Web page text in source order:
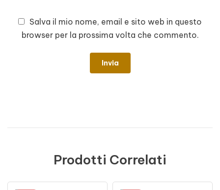
Salva il mio nome, email e sito web in questo
browser per la prossima volta che commento.
Prodotti Correlati